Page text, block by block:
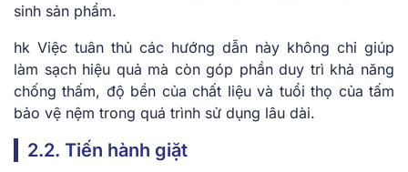
sinh sản phẩm.
hk Việc tuân thủ các hướng dẫn này không chỉ giúp
làm sạch hiệu quả mà còn góp phần duy trì khả năng
chống thấm, độ bền của chất liệu và tuổi thọ của tấm
bảo vệ nệm trong quá trình sử dụng lâu dài.
2.2. Tiến hành giặt